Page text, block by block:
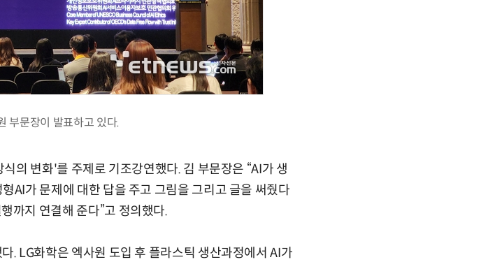
부문장이 발표하고 있다.
의 변화'를 주제로 기조강연했다. 김 부문장은 “AI가 생
AI가 문제에 대한 답을 주고 그림을 그리고 글을 써줬다
까지 연결해 준다”고 정의했다.
. LG화학은 엑사원 도입 후 플라스틱 생산과정에서 AI가